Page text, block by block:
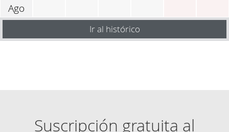
Ago
Ir al histórico
Suscripción gratuita al